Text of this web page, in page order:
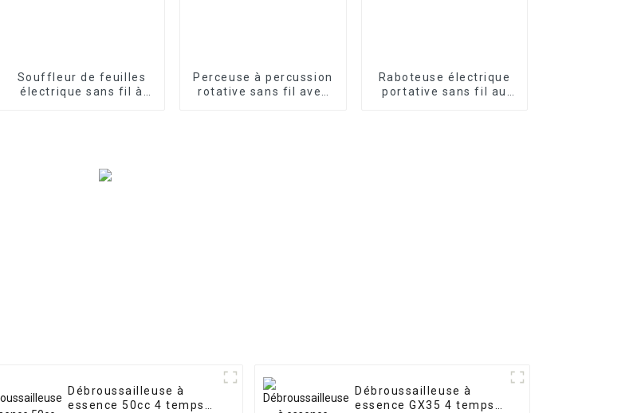
Souffleur de feuilles
électrique sans fil à
Perceuse à percussion
rotative sans fil avec
Raboteuse électrique
portative sans fil au
Débroussailleuse à
essence 50cc 4 temps
Débroussailleuse à
essence GX35 4 temps